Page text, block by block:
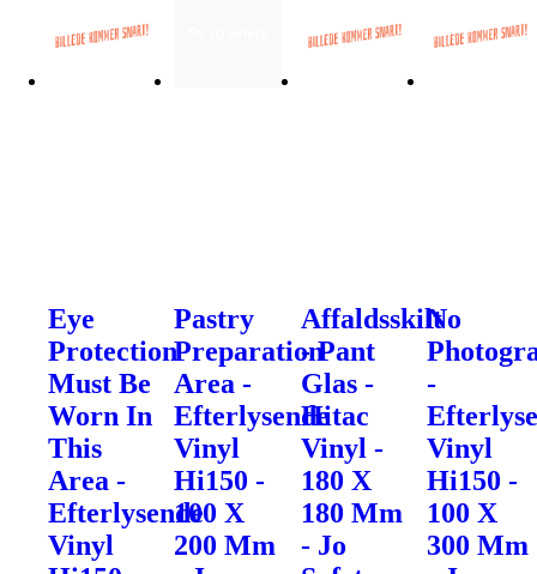
Eye
Protection
Must Be
Worn In
This
Area -
Efterlysende
Vinyl
Pastry
Preparation
Area -
Efterlysende
Vinyl
Hi150 -
100 X
200 Mm
Affaldsskilt
- Pant
Glas -
Hitac
Vinyl -
180 X
180 Mm
- Jo
No
-
Vinyl
Hi150 -
100 X
300 Mm